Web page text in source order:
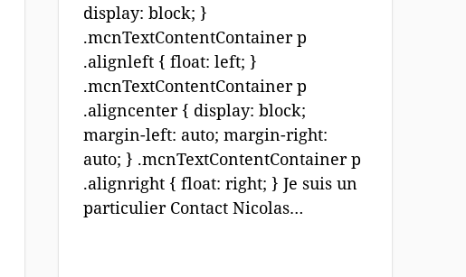
display: block; }
.mcnTextContentContainer p
.alignleft { float: left; }
.mcnTextContentContainer p
.aligncenter { display: block;
margin-left: auto; margin-right:
auto; } .mcnTextContentContainer p
.alignright { float: right; } Je suis un
particulier Contact Nicolas…